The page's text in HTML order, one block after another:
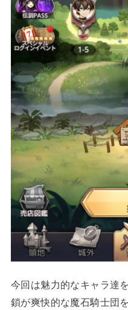
今回は魅力的なキャラ達
鎖が爽快的な魔石騎士団